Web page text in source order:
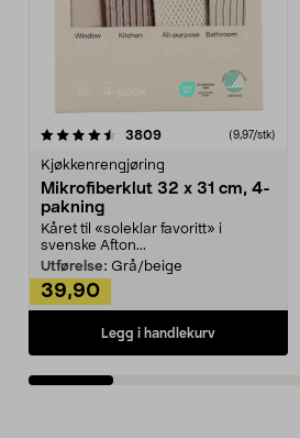
3809anmeldelser(9,97/stk)
Kjøkkenrengjøring
Mikrofiberklut 32 x 31 cm, 4-
pakning
Kåret til «soleklar favoritt» i
svenske Afton...
Utførelse: Grå/beige
39,90
Legg i handlekurv
4.5av 5 stjerner